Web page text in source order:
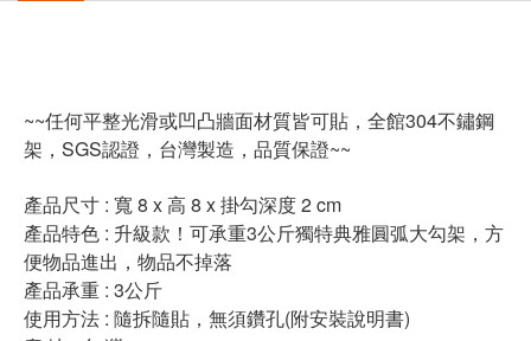
~~任何平整光滑或凹凸牆面材質皆可貼，全館304不鏽鋼
架，SGS認證，台灣製造，品質保證~~
產品尺寸 : 寬 8 x 高 8 x 掛勾深度 2 cm
產品特色 : 升級款！可承重3公斤獨特典雅圓弧大勾架，方
便物品進出，物品不掉落
產品承重 : 3公斤
使用方法 : 隨拆隨貼，無須鑽孔(附安裝說明書)